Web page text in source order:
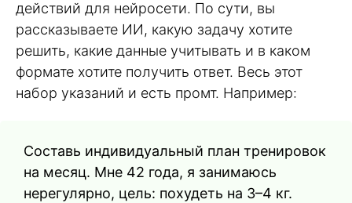
действий для нейросети. По сути, вы
рассказываете ИИ, какую задачу хотите
решить, какие данные учитывать и в каком
формате хотите получить ответ. Весь этот
набор указаний и есть промт. Например:
Составь индивидуальный план тренировок
на месяц. Мне 42 года, я занимаюсь
нерегулярно, цель: похудеть на 3–4 кг.